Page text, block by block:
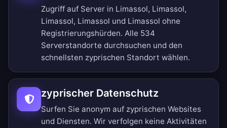
Zugriff auf Server in Limassol, Limassol,
Limassol, Limassol und Limassol ohne
Registrierungshürden. Alle 534
Serverstandorte durchsuchen und den
schnellsten zyprischen Standort wählen.
zyprischer Datenschutz
Surfen Sie anonym auf zyprischen Websites
und Diensten. Wir verfolgen keine Aktivitäten